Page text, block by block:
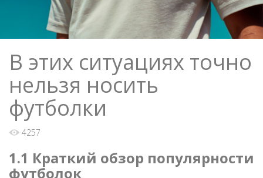
В этих ситуациях точно
нельзя носить
футболки
4257
1.1 Краткий обзор популярности
футболок